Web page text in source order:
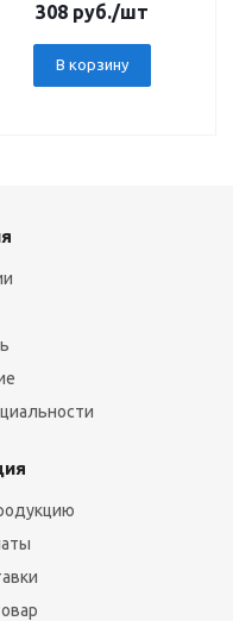
308 руб./шт
В корзину